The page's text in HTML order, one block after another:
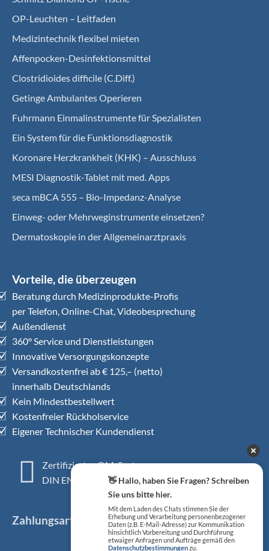
OP-Leuchten – Leitfaden
Medizintechnik flexibel mieten
Affenpocken-Desinfektionsmittel
Clostridioides difficile (C.Diff.)
Getinge Ambulantes Operieren
Fuhrmann Einmalinstrumente für Spezialisten
Ein System für die Funktionsdiagnostik
Koro­nare Herz­krank­heit (KHK) – Ausschluss
MESI Diagnostik-Tablet mit med. Apps
seca mBCA 555 – Bio-Impedanz-Analyse
Einweg- oder Mehrweginstrumente einsetzen?
Dermatoskopie in der Allgemeinarztpraxis
Vorteile, die überzeugen
Beratung durch Medizinprodukte-Profis
per Telefon, Online-Chat, Videobesprechung
Außendienst
360° Service und Dienstleistungen
Innovative Versorgungskonzepte
Versandkostenfrei ab € 125,– (netto)
innerhalb Deutschlands
Kein Mindestbestellwert
Kostenfreier Rückholservice
Eigener Technischer Kundendienst
Zertifiziertes QM-System
DIN EN ISO 13485
Zahlungsarten
👋 Hallo, haben Sie Fragen? Schreiben
Sie uns bitte hier.
Mit dem Laden des Chats stimmen Sie der
Erhebung und Verarbeitung personenbezogener
Daten (z.B. E-Mail-Adresse) zur Kommunikation
hinsichtlich Vorbereitung und Durchführung
etwaiger Anfragen und Aufträge gemäß den
Datenschutzbestimmungenzu.